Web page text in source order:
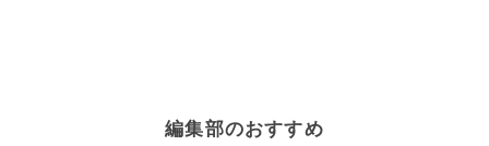
編集部のおすすめ